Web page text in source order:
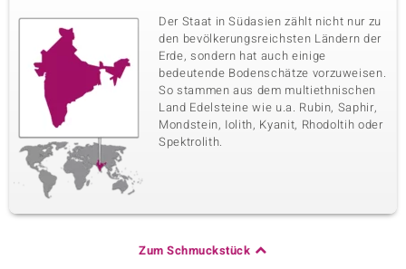
Der Staat in Südasien zählt nicht nur zu
den bevölkerungsreichsten Ländern der
Erde, sondern hat auch einige
bedeutende Bodenschätze vorzuweisen.
So stammen aus dem multiethnischen
Land Edelsteine wie u.a. Rubin, Saphir,
Mondstein, Iolith, Kyanit, Rhodoltih oder
Spektrolith.
Zum Schmuckstück